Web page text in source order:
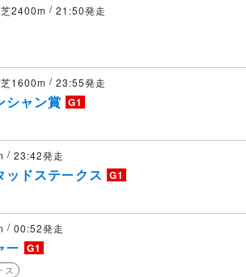
芝2400m / 21:50発走
芝1600m / 23:55発走
シャン賞 G1
/ 23:42発走
ッドステークス G1
/ 00:52発走
ー G1
ス